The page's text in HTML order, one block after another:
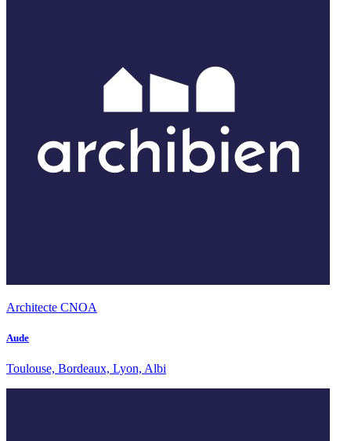
Architecte CNOA
Aude
Toulouse, Bordeaux, Lyon, Albi